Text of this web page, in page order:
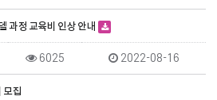
과정 교육비 인상 안내
6025 2022-08-16
모집